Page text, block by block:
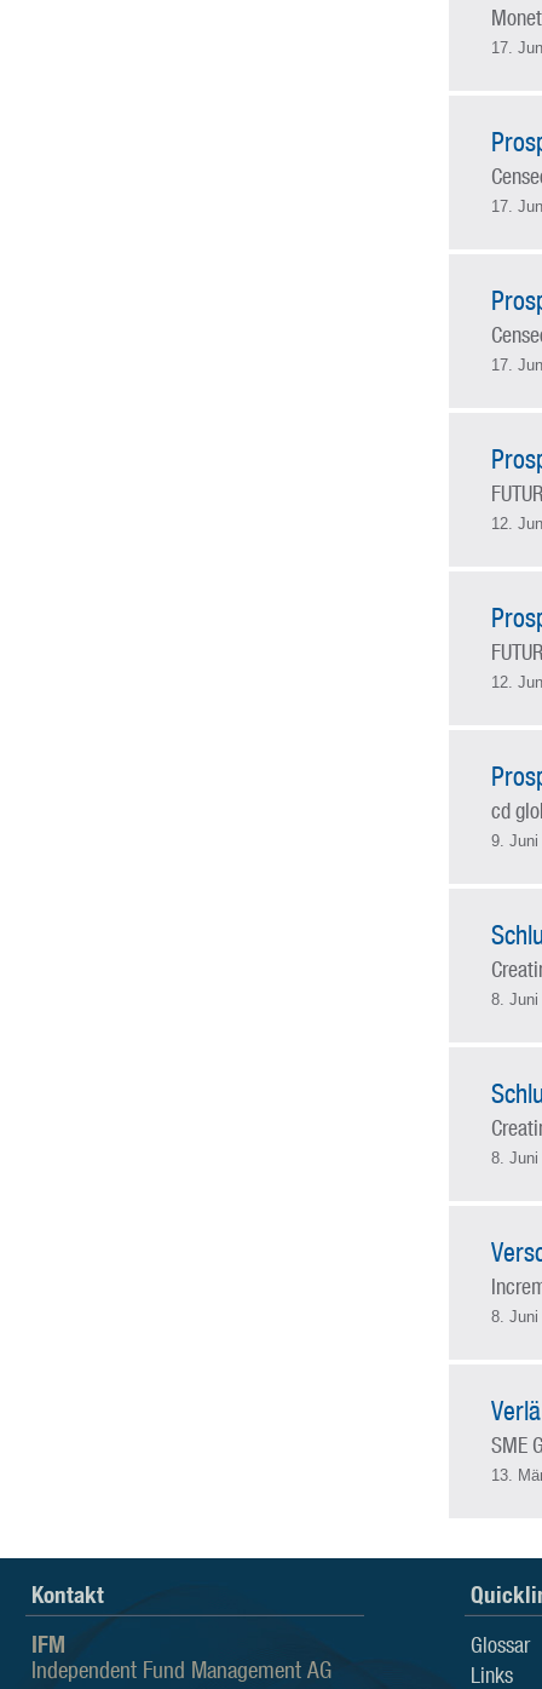
17.
17.
17.
12.
12.
cd
9. Juni
8. Juni
8. Juni
8. Juni
SME
13.
Kontakt
IFM
Independent Fund Management AG
Glossar
Links